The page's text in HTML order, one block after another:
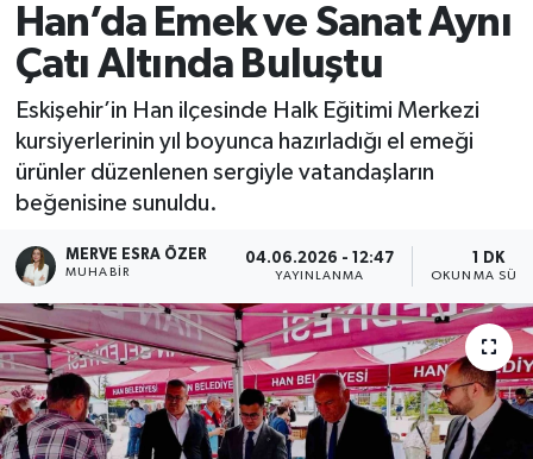
Han’da Emek ve Sanat Aynı
Çatı Altında Buluştu
Eskişehir’in Han ilçesinde Halk Eğitimi Merkezi
kursiyerlerinin yıl boyunca hazırladığı el emeği
ürünler düzenlenen sergiyle vatandaşların
beğenisine sunuldu.
MERVE ESRA ÖZER
MUHABIR
04.06.2026 - 12:47
YAYINLANMA
1 DK
OKUNMA
Süper Lig Puan Durumu ve Fikstür
Tüm Manşetler
Son Dakika Haberleri